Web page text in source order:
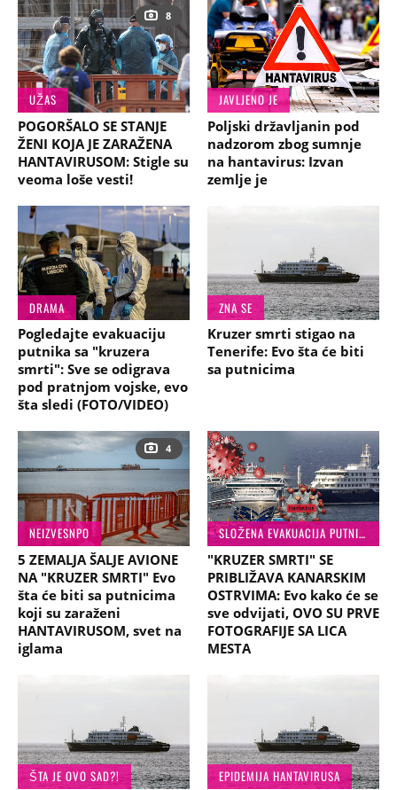
8
UŽAS
POGORŠALO SE STANJE
ŽENI KOJA JE ZARAŽENA
HANTAVIRUSOM: Stigle su
veoma loše vesti!
JAVLJENO JE
Poljski državljanin pod
nadzorom zbog sumnje
na hantavirus: Izvan
zemlje je
DRAMA
Pogledajte evakuaciju
putnika sa "kruzera
smrti": Sve se odigrava
pod pratnjom vojske, evo
šta sledi (FOTO/VIDEO)
ZNA SE
Kruzer smrti stigao na
Tenerife: Evo šta će biti
sa putnicima
4
NEIZVESNPO
5 ZEMALJA ŠALJE AVIONE
NA "KRUZER SMRTI" Evo
šta će biti sa putnicima
koji su zaraženi
HANTAVIRUSOM, svet na
iglama
SLOŽENA EVAKUACIJA PUTNIKA
"KRUZER SMRTI" SE
PRIBLIŽAVA KANARSKIM
OSTRVIMA: Evo kako će se
sve odvijati, OVO SU PRVE
FOTOGRAFIJE SA LICA
MESTA
ŠTA JE OVO SAD?!
EPIDEMIJA HANTAVIRUSA